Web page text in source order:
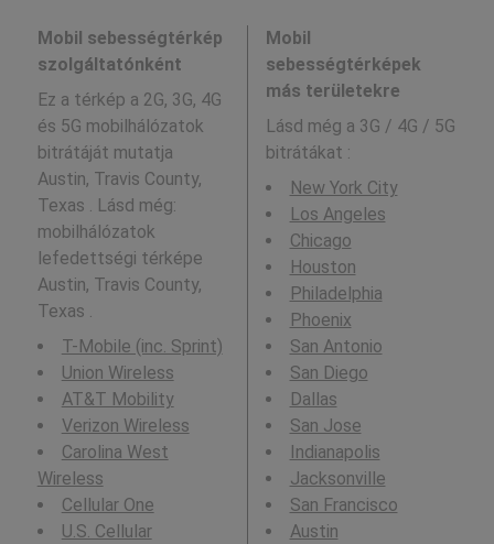
Mobil sebességtérkép
szolgáltatónként
Ez a térkép a 2G, 3G, 4G
és 5G mobilhálózatok
bitrátáját mutatja
Austin, Travis County,
Texas . Lásd még:
mobilhálózatok
lefedettségi térképe
Austin, Travis County,
Texas .
T-Mobile (inc. Sprint)
Union Wireless
AT&T Mobility
Verizon Wireless
Carolina West
Wireless
Cellular One
U.S. Cellular
Mobil
sebességtérképek
más területekre
Lásd még a 3G / 4G / 5G
bitrátákat :
New York City
Los Angeles
Chicago
Houston
Philadelphia
Phoenix
San Antonio
San Diego
Dallas
San Jose
Indianapolis
Jacksonville
San Francisco
Austin